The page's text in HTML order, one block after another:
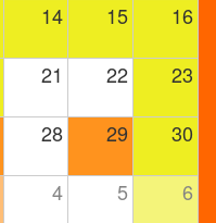
14 15 16
21 22 23
28 29 30
4 5 6